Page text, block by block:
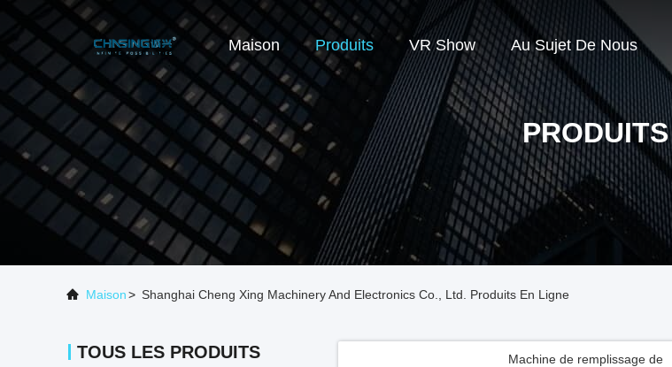
Maison Produits VR Show Au Sujet De Nous
PRODUITS
Maison> Shanghai Cheng Xing Machinery And Electronics Co., Ltd. Produits En Ligne
TOUS LES PRODUITS
Machine de remplissage de